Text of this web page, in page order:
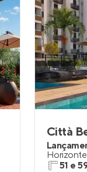
Città
Horizonte
51 e